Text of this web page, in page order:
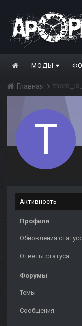
МОДЫ
Главная
Активность
Профили
Обновления
Ответы статуса
Форумы
Темы
Сообщения